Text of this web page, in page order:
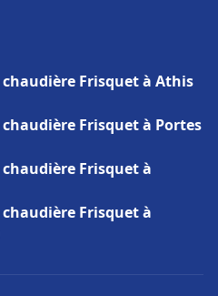
Frisquet à Athis
Frisquet à Portes
Frisquet à
Frisquet à